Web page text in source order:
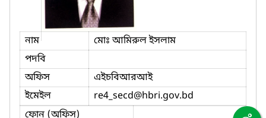
নাম
মোঃ আমিরুল ইসলাম
পদবি
অফিস
এইচবিআরআই
ইমেইল
re4_secd@hbri.gov.bd
ফোন (অফিস)